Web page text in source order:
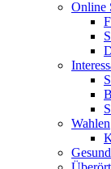
Online
Wahlen